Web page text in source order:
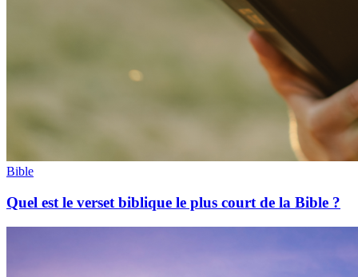
Bible
Quel est le verset biblique le plus court de la Bible ?